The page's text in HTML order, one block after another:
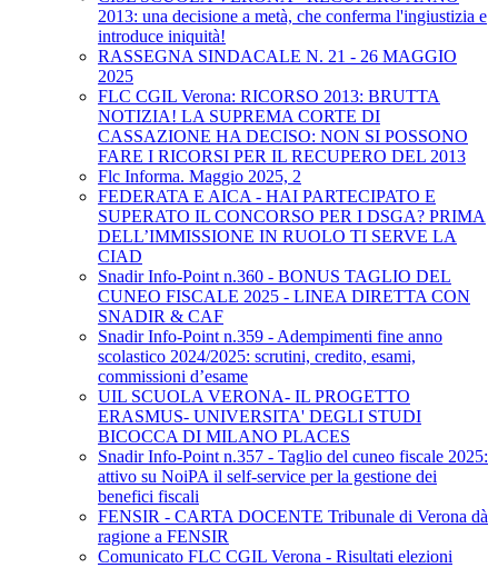
2013: una decisione a metà, che conferma l'ingiustizia e
introduce iniquità!
RASSEGNA SINDACALE N. 21 - 26 MAGGIO
2025
FLC CGIL Verona: RICORSO 2013: BRUTTA
NOTIZIA! LA SUPREMA CORTE DI
CASSAZIONE HA DECISO: NON SI POSSONO
FARE I RICORSI PER IL RECUPERO DEL 2013
Flc Informa. Maggio 2025, 2
FEDERATA E AICA - HAI PARTECIPATO E
SUPERATO IL CONCORSO PER I DSGA? PRIMA
DELL’IMMISSIONE IN RUOLO TI SERVE LA
CIAD
Snadir Info-Point n.360 - BONUS TAGLIO DEL
CUNEO FISCALE 2025 - LINEA DIRETTA CON
SNADIR & CAF
Snadir Info-Point n.359 - Adempimenti fine anno
scolastico 2024/2025: scrutini, credito, esami,
commissioni d’esame
UIL SCUOLA VERONA- IL PROGETTO
ERASMUS- UNIVERSITA' DEGLI STUDI
BICOCCA DI MILANO PLACES
Snadir Info-Point n.357 - Taglio del cuneo fiscale 2025:
attivo su NoiPA il self-service per la gestione dei
benefici fiscali
FENSIR - CARTA DOCENTE Tribunale di Verona dà
ragione a FENSIR
Comunicato FLC CGIL Verona - Risultati elezioni